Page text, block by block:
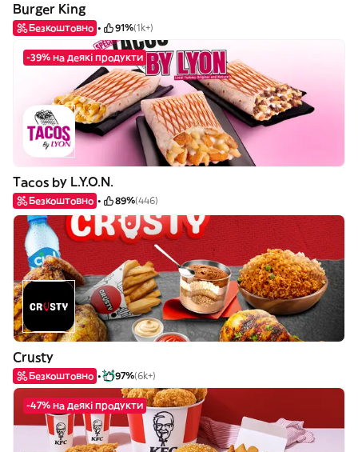
Burger King
Безкоштовно 91%(1k+)
-39% на деякі продукти
Tacos by L.Y.O.N.
Безкоштовно 89%(446)
Crusty
Безкоштовно 97%(6k+)
-47% на деякі продукти